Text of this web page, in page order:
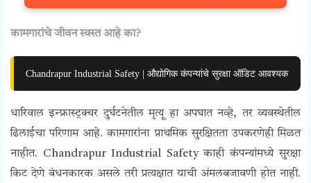
कामगारांचे जीवन स्वस्त आहे का?
Chandrapur Industrial Safety | औद्योगिक कंपन्यांचे सुरक्षा ऑडिट आवश्यक
धारिवाल इन्फ्रास्ट्रक्चर दुर्घटनेतील मृत्यू हा अपघात नव्हे, तर व्यवस्थेतील
ढिलाईचा परिणाम आहे. कामगारांना प्राथमिक सुरक्षितता उपकरणेही मिळत
नाहीत. Chandrapur Industrial Safety काही कंपन्यांमध्ये सुरक्षा
किट देणे बंधनकारक असले तरी प्रत्यक्षात याची अंमलबजावणी होत नाही.